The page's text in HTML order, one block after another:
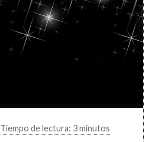
Tiempo de lectura: 3 minutos